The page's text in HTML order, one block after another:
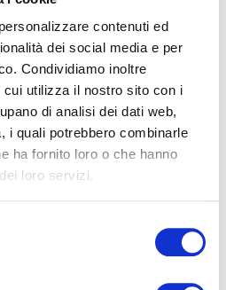
contenuti ed
dei social media e per
Condividiamo inoltre
utilizza il nostro sito con i
di analisi dei dati web,
i quali potrebbero combinarle
ha fornito loro o che hanno
loro servizi.
quanto conta la parte culturale?
un tema: può essere una leggenda,
storico.Per esempio il
locale di una strega, altri passano
villaggi medievali. Mi piace dare
a zone già conosciute.